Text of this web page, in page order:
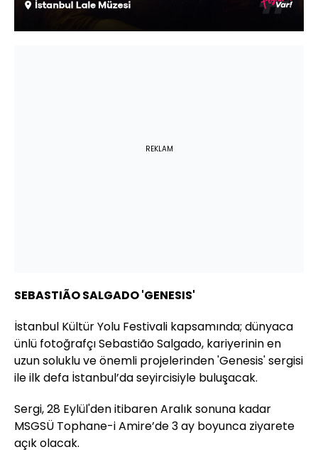
REKLAM
SEBASTIÃO SALGADO'GENESIS'
İstanbul Kültür Yolu Festivali kapsamında; dünyaca
ünlü fotoğrafçı Sebastião Salgado, kariyerinin en
uzun soluklu ve önemli projelerinden 'Genesis' sergisi
ile ilk defa İstanbul’da seyircisiyle buluşacak.
Sergi, 28 Eylül'den itibaren Aralık sonuna kadar
MSGSÜ Tophane-i Amire’de 3 ay boyunca ziyarete
açık olacak.